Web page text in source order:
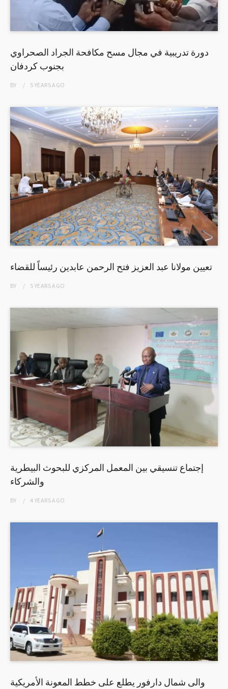
دورة تدريبية في مجال مسح مكافحة الجراد الصحراوي
بجنوب كردفان
BY 5 YEARSAGO
تعيين مولانا عبد العزيز فتح الرحمن عابدين رئيساً للقضاء
BY 5 YEARSAGO
إجتماع تنسيقي بين المعمل المركزي للبحوث البيطرية
والشركاء
BY 4 YEARSAGO
والى شمال دارفور يطلع على خطط المعونة الأمريكية